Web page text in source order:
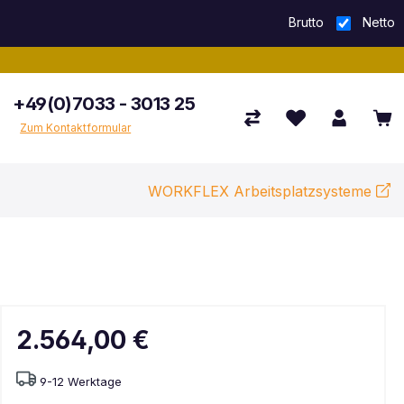
Brutto Netto
+49(0)7033 - 3013 25
Zum Kontaktformular
WORKFLEX Arbeitsplatzsysteme
2.564,00 €
9-12 Werktage